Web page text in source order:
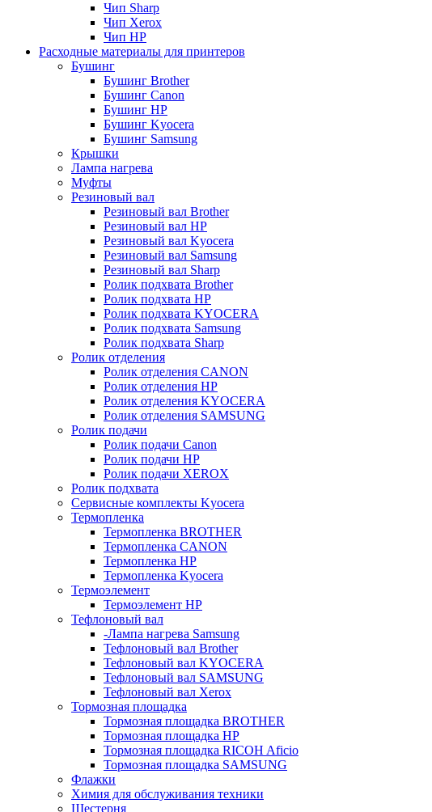
Чип Sharp
Чип Xerox
Чип НР
Расходные материалы для принтеров
Бушинг
Бушинг Brother
Бушинг Canon
Бушинг HP
Бушинг Kyocera
Бушинг Samsung
Крышки
Лампа нагрева
Муфты
Резиновый вал
Резиновый вал Brother
Резиновый вал HP
Резиновый вал Kyocera
Резиновый вал Samsung
Резиновый вал Sharp
Ролик подхвата Brother
Ролик подхвата HP
Ролик подхвата KYOCERA
Ролик подхвата Samsung
Ролик подхвата Sharp
Ролик отделения
Ролик отделения CANON
Ролик отделения HP
Ролик отделения KYOCERA
Ролик отделения SAMSUNG
Ролик подачи
Ролик подачи Canon
Ролик подачи HP
Ролик подачи XEROX
Ролик подхвата
Сервисные комплекты Kyocera
Термопленка
Термопленка BROTHER
Термопленка CANON
Термопленка HP
Термопленка Kyocera
Термоэлемент
Термоэлемент НР
Тефлоновый вал
-Лампа нагрева Samsung
Тефлоновый вал Brother
Тефлоновый вал KYOCERA
Тефлоновый вал SAMSUNG
Тефлоновый вал Xerox
Тормозная площадка
Тормозная площадка BROTHER
Тормозная площадка HP
Тормозная площадка RICOH Aficio
Тормозная площадка SAMSUNG
Флажки
Химия для обслуживания техники
Шестерня